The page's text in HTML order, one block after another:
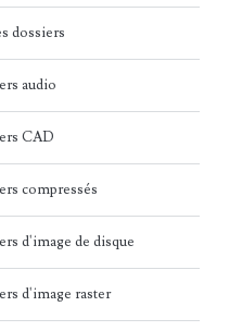
dossiers
audio
CAD
compressés
d'image de disque
d'image raster